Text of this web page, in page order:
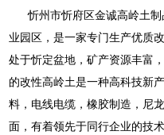
忻州市忻府区金诚高岭土
业园区，是一家专门生产优质
处于忻定盆地，矿产资源丰富
的改性高岭土是一种高科技新
料，电线电缆，橡胶制造，尼
面，有着领先于同行企业的技